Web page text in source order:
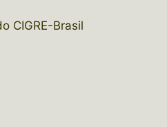
CIGRE-Brasil